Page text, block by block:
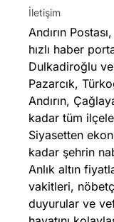
İletişim
Andırın
hızlı haber
Dulkadiroğlu
Pazarcık,
Andırın,
kadar tüm
Siyasetten
kadar şehrin
Anlık altın
vakitleri,
duyurular ve